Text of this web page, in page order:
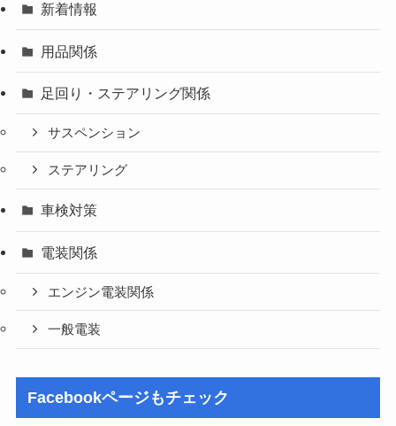
新着情報
用品関係
足回り・ステアリング関係
サスペンション
ステアリング
車検対策
電装関係
エンジン電装関係
一般電装
Facebookページもチェック